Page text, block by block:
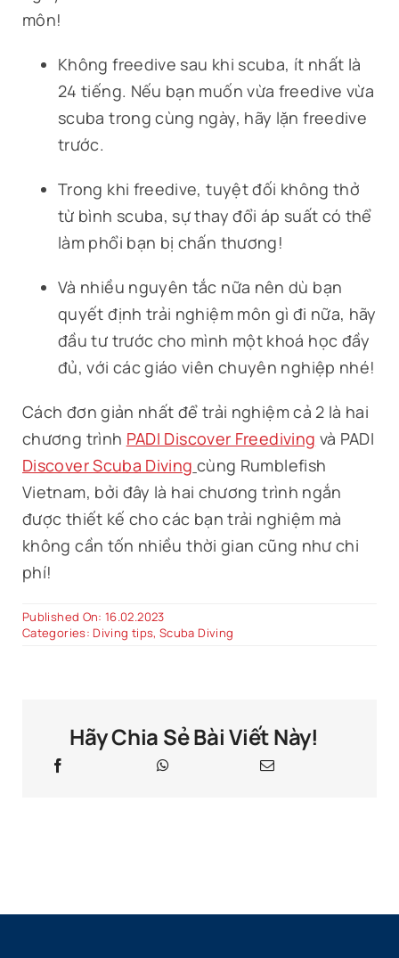
môn!
Không freedive sau khi scuba, ít nhất là
24 tiếng. Nếu bạn muốn vừa freedive vừa
scuba trong cùng ngày, hãy lặn freedive
trước.
Trong khi freedive, tuyệt đối không thở
từ bình scuba, sự thay đổi áp suất có thể
làm phổi bạn bị chấn thương!
Và nhiều nguyên tắc nữa nên dù bạn
quyết định trải nghiệm môn gì đi nữa, hãy
đầu tư trước cho mình một khoá học đầy
đủ, với các giáo viên chuyên nghiệp nhé!
Cách đơn giản nhất để trải nghiệm cả 2 là hai
chương trình PADI Discover Freediving và PADI
Discover Scuba Diving cùng Rumblefish
Vietnam, bởi đây là hai chương trình ngắn
được thiết kế cho các bạn trải nghiệm mà
không cần tốn nhiều thời gian cũng như chi
phí!
Published On: 16.02.2023
Categories: Diving tips,Scuba Diving
Hãy Chia Sẻ Bài Viết Này!